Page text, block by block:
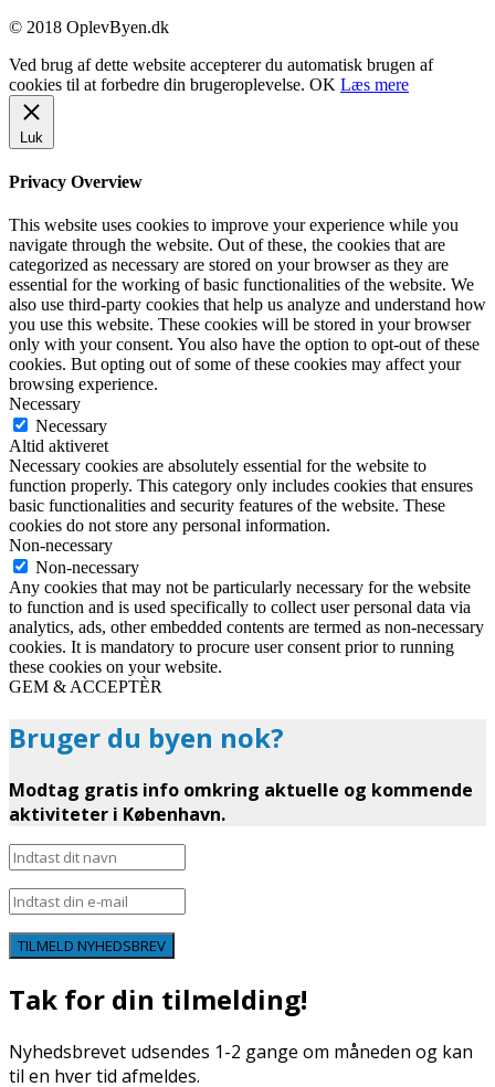
© 2018 OplevByen.dk
Ved brug af dette website accepterer du automatisk brugen af
cookies til at forbedre din brugeroplevelse. OK Læs mere
Luk
Privacy Overview
This website uses cookies to improve your experience while you
navigate through the website. Out of these, the cookies that are
categorized as necessary are stored on your browser as they are
essential for the working of basic functionalities of the website. We
also use third-party cookies that help us analyze and understand how
you use this website. These cookies will be stored in your browser
only with your consent. You also have the option to opt-out of these
cookies. But opting out of some of these cookies may affect your
browsing experience.
Necessary
Necessary
Altid aktiveret
Necessary cookies are absolutely essential for the website to
function properly. This category only includes cookies that ensures
basic functionalities and security features of the website. These
cookies do not store any personal information.
Non-necessary
Non-necessary
Any cookies that may not be particularly necessary for the website
to function and is used specifically to collect user personal data via
analytics, ads, other embedded contents are termed as non-necessary
cookies. It is mandatory to procure user consent prior to running
these cookies on your website.
GEM & ACCEPTÈR
Bruger du byen nok?
Modtag gratis info omkring aktuelle og kommende
aktiviteter i København.
TILMELD NYHEDSBREV
Tak for din tilmelding!
Nyhedsbrevet udsendes 1-2 gange om måneden og kan
til en hver tid afmeldes.